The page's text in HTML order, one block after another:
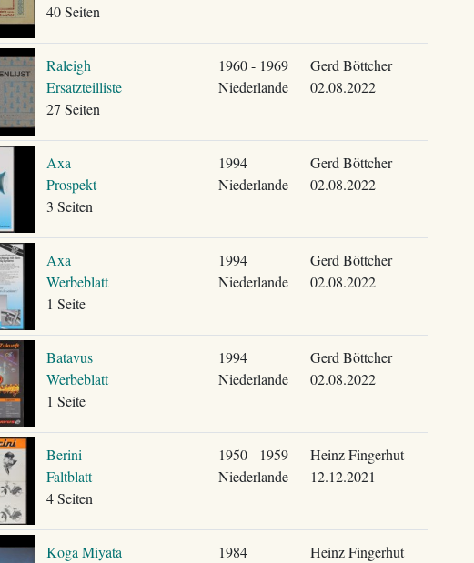
40 Seiten
Raleigh
Ersatzteilliste
27 Seiten
1960 - 1969
Niederlande
Gerd Böttcher
02.08.2022
Axa
Prospekt
3 Seiten
1994
Niederlande
Gerd Böttcher
02.08.2022
Axa
Werbeblatt
1 Seite
1994
Niederlande
Gerd Böttcher
02.08.2022
Batavus
Werbeblatt
1 Seite
1994
Niederlande
Gerd Böttcher
02.08.2022
Berini
Faltblatt
4 Seiten
1950 - 1959
Niederlande
Heinz Fingerhut
12.12.2021
Koga Miyata
1984
Heinz Fingerhut